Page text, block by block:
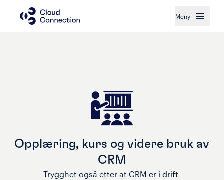
Meny
Opplæring, kurs og videre bruk av
CRM
Trygghet også etter at CRM er i drift